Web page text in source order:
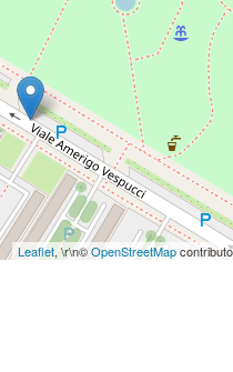
Leaflet, \r\n©OpenStreetMap